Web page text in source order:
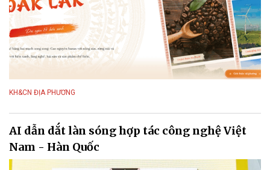
KH&CN ĐỊA PHƯƠNG
AI dẫn dắt làn sóng hợp tác công nghệ Việt
Nam - Hàn Quốc